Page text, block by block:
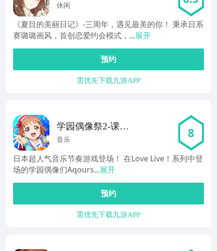
休闲
《夏目的美丽日记》-三周年，遇见最美的你！ 秉承日系
赛璐璐画风，首创恋爱约会模式，...展开
预约
需优先下载九游APP
学园偶像祭2-课题
大作战
音乐 8
日本超人气音乐节奏游戏登场！ 在Love Live！系列中登
场的学园偶像们Aqours...展开
预约
需优先下载九游APP